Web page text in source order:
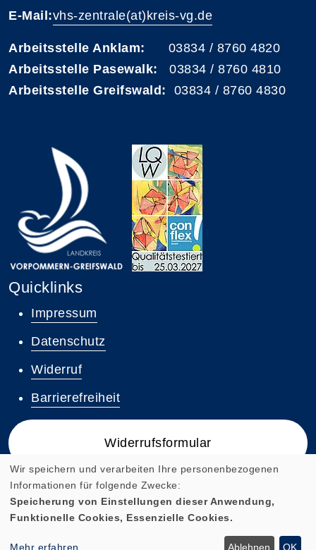
E-Mail:vhs-zentrale(at)kreis-vg.de
Arbeitsstelle Anklam: 03834 / 8760 4820
Arbeitsstelle Pasewalk: 03834 / 8760 4810
Arbeitsstelle Greifswald: 03834 / 8760 4830
Quicklinks
Impressum
Datenschutz
Widerruf
Barrierefreiheit
Widerrufsformular
Cookie Einstellungen
Wir speichern und verarbeiten Ihre personenbezogenen
Informationen für folgende Zwecke:
Speicherung von Einstellungen dieser Anwendung,
Funktionelle Cookies, Essenzielle Cookies.
Mehr erfahren Ablehnen OK